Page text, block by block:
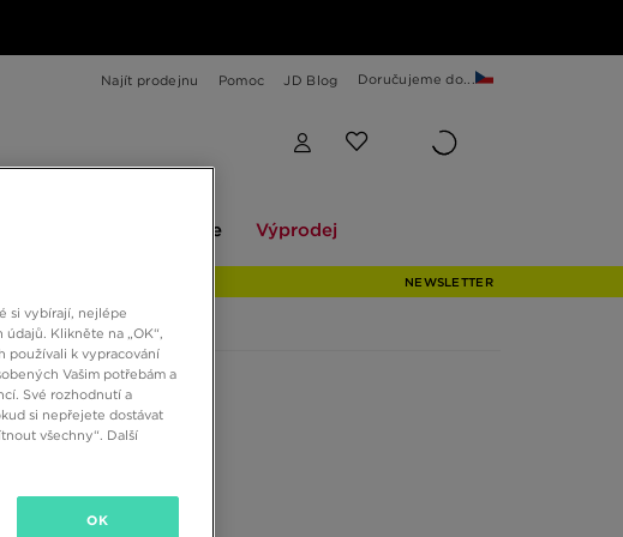
Najít prodejnu Pomoc JD Blog Doručujeme do...
Explore Výprodej
NEWSLETTER
si vybírají, nejlépe
Klikněte na „OK“,
používali k vypracování
Vašim potřebám a
Své rozhodnutí a
si nepřejete dostávat
všechny“. Další
OK